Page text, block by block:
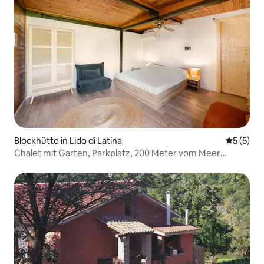
Blockhütte in Lido di Latina
5 (5)
Chalet mit Garten, Parkplatz, 200 Meter vom Meer